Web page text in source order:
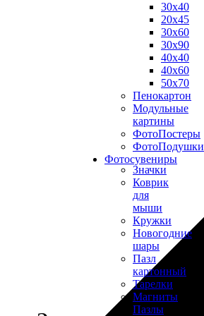
30х40
20х45
30х60
30х90
40х40
40х60
50х70
Пенокартон
Модульные
картины
ФотоПостеры
ФотоПодушки
Фотоcувениры
Значки
Коврик
для
мыши
Кружки
Новогодние
шары
Пазл
картонный
Тарелки
Магниты
Пазлы